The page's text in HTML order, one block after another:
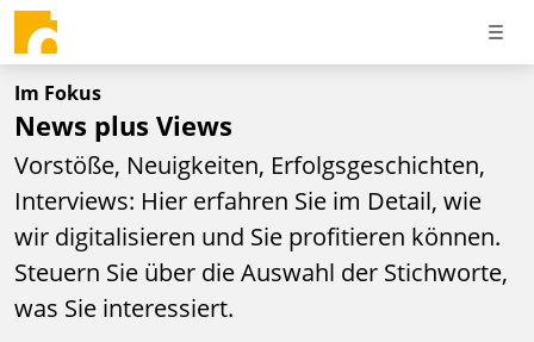
Im Fokus
News plus Views
Vorstöße, Neuigkeiten, Erfolgsgeschichten,
Interviews: Hier erfahren Sie im Detail, wie
wir digitalisieren und Sie profitieren können.
Steuern Sie über die Auswahl der Stichworte,
was Sie interessiert.